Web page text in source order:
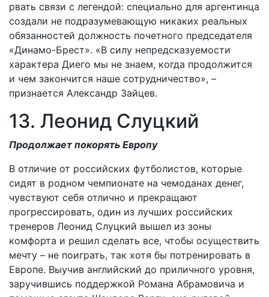
рвать связи с легендой: специально для аргентинца
создали не подразумевающую никаких реальных
обязанностей должность почетного председателя
«Динамо-Брест». «В силу непредсказуемости
характера Диего мы не знаем, когда продолжится
и чем закончится наше сотрудничество», –
признается Александр Зайцев.
13. Леонид Слуцкий
Продолжает покорять Европу
В отличие от российских футболистов, которые
сидят в родном чемпионате на чемоданах денег,
чувствуют себя отлично и прекращают
прогрессировать, один из лучших российских
тренеров Леонид Слуцкий вышел из зоны
комфорта и решил сделать все, чтобы осуществить
мечту – не поиграть, так хотя бы потренировать в
Европе. Выучив английский до приличного уровня,
заручившись поддержкой Романа Абрамовича и